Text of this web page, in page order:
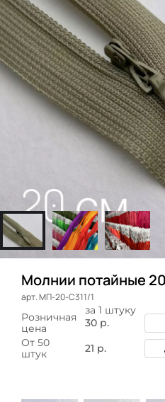
Молнии потайные 20
арт. МП-20-C311/1
за 1 штуку
Розничная
цена
30 р.
От 50
штук
21 р.